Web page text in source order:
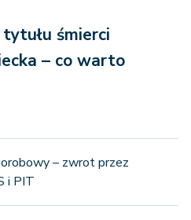
śmierci
– co warto
– zwrot przez
i PIT